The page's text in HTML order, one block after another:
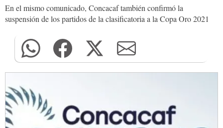
En el mismo comunicado, Concacaf también confirmó la
suspensión de los partidos de la clasificatoria a la Copa Oro 2021